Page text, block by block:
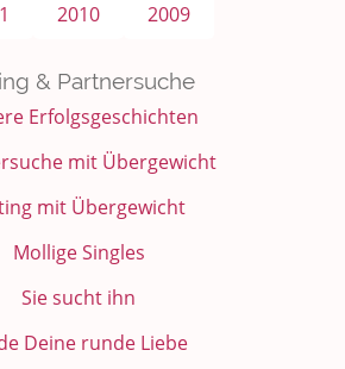
2010 2009
& Partnersuche
Erfolgsgeschichten
mit Übergewicht
mit Übergewicht
Mollige Singles
Sie sucht ihn
Deine runde Liebe